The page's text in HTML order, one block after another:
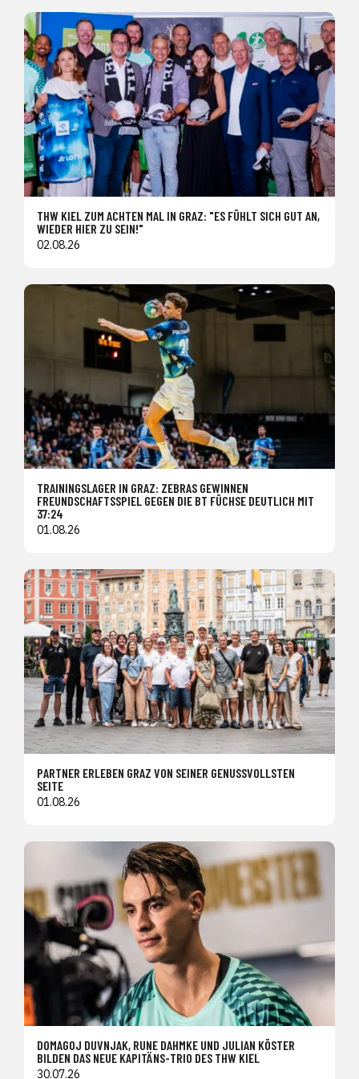
THW KIEL ZUM ACHTEN MAL IN GRAZ: "ES FÜHLT SICH GUT AN,
WIEDER HIER ZU SEIN!"
02.08.26
TRAININGSLAGER IN GRAZ: ZEBRAS GEWINNEN
FREUNDSCHAFTSSPIEL GEGEN DIE BT FÜCHSE DEUTLICH MIT
37:24
01.08.26
PARTNER ERLEBEN GRAZ VON SEINER GENUSSVOLLSTEN
SEITE
01.08.26
DOMAGOJ DUVNJAK, RUNE DAHMKE UND JULIAN KÖSTER
BILDEN DAS NEUE KAPITÄNS-TRIO DES THW KIEL
30.07.26